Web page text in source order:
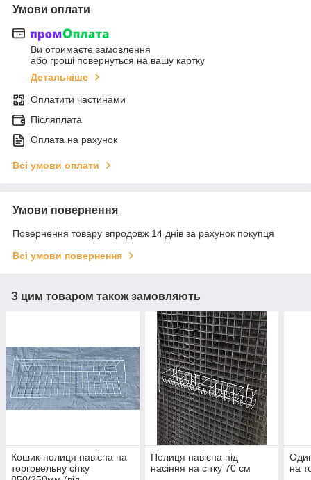
Умови оплати
Ви отримаєте замовлення
або гроші повернуться на вашу картку
Детальніше
Оплатити частинами
Післяплата
Оплата на рахунок
Всі умови оплати
Умови повернення
Повернення товару впродовж 14 днів за рахунок покупця
Всі умови повернення
З цим товаром також замовляють
Кошик-полиця навісна на
торговельну сітку
Полиця навісна під
насіння на сітку 70 см
на